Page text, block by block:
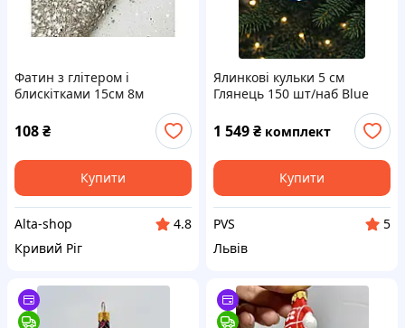
Фатин з глітером і
блискітками 15см 8м
Металевий-глітер) ТМ
КИТАЙ
108₴
Купити
Alta-shop
4.8
Кривий Ріг
Ялинкові кульки 5 см
Глянець 150 шт/наб Blue
1 549₴ комплект
Купити
PVS
5
Львів